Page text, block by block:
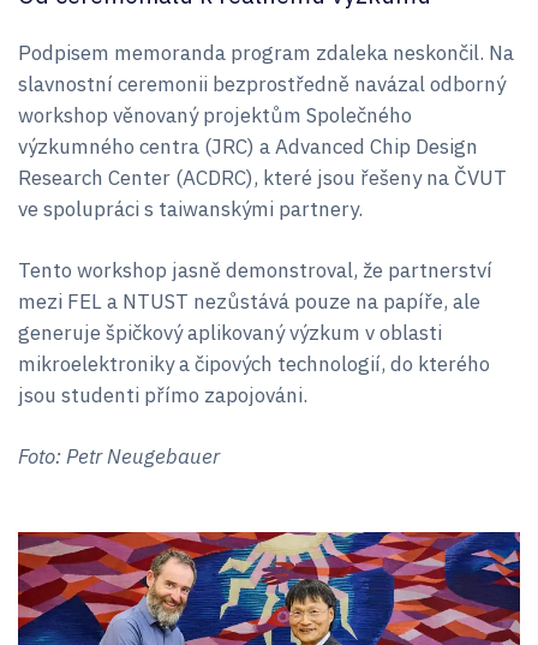
Podpisem memoranda program zdaleka neskončil. Na
slavnostní ceremonii bezprostředně navázal odborný
workshop věnovaný projektům Společného
výzkumného centra (JRC) a Advanced Chip Design
Research Center (ACDRC), které jsou řešeny na ČVUT
ve spolupráci s taiwanskými partnery.
Tento workshop jasně demonstroval, že partnerství
mezi FEL a NTUST nezůstává pouze na papíře, ale
generuje špičkový aplikovaný výzkum v oblasti
mikroelektroniky a čipových technologií, do kterého
jsou studenti přímo zapojováni.
Foto: Petr Neugebauer